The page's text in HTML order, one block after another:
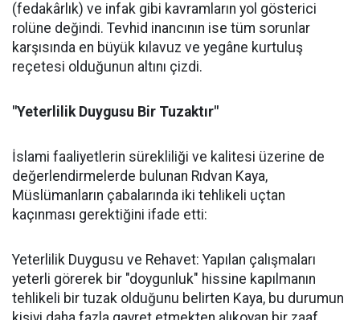
(fedakârlık) ve infak gibi kavramların yol gösterici
rolüne değindi. Tevhid inancının ise tüm sorunlar
karşısında en büyük kılavuz ve yegâne kurtuluş
reçetesi olduğunun altını çizdi.
"Yeterlilik Duygusu Bir Tuzaktır"
İslami faaliyetlerin sürekliliği ve kalitesi üzerine de
değerlendirmelerde bulunan Rıdvan Kaya,
Müslümanların çabalarında iki tehlikeli uçtan
kaçınması gerektiğini ifade etti:
Yeterlilik Duygusu ve Rehavet: Yapılan çalışmaları
yeterli görerek bir "doygunluk" hissine kapılmanın
tehlikeli bir tuzak olduğunu belirten Kaya, bu durumun